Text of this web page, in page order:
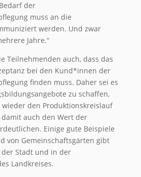
der
muss an die
werden. Und zwar
Jahre.“
Teilnehmenden auch, dass das
bei den Kund*innen der
finden muss. Daher sei es
zu schaffen,
den Produktionskreislauf
auch den Wert der
Einige gute Beispiele
von Gemeinschaftsgärten gibt
Stadt und in der
Landkreises.